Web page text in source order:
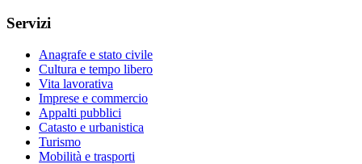
Servizi
Anagrafe e stato civile
Cultura e tempo libero
Vita lavorativa
Imprese e commercio
Appalti pubblici
Catasto e urbanistica
Turismo
Mobilità e trasporti